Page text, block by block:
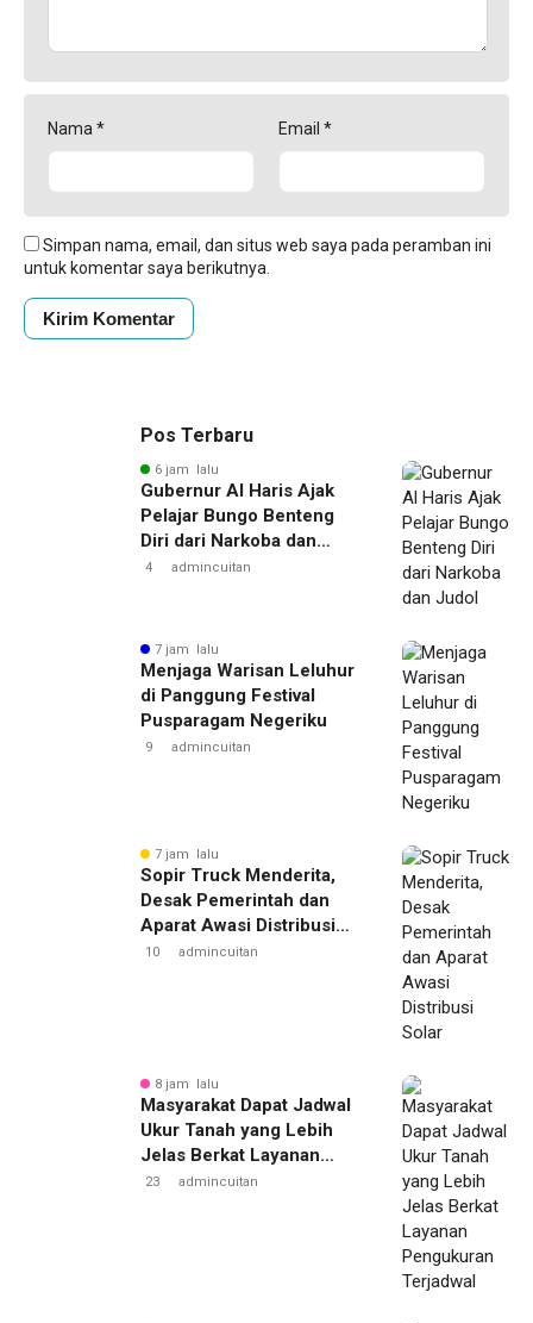
Nama * Email *
Simpan nama, email, dan situs web saya pada peramban ini
untuk komentar saya berikutnya.
Pos Terbaru
6 jam lalu
Gubernur Al Haris Ajak
Pelajar Bungo Benteng
Diri dari Narkoba dan
Judol
4 admincuitan
7 jam lalu
Menjaga Warisan Leluhur
di Panggung Festival
Pusparagam Negeriku
9 admincuitan
7 jam lalu
Sopir Truck Menderita,
Desak Pemerintah dan
Aparat Awasi Distribusi
Solar
10 admincuitan
8 jam lalu
Masyarakat Dapat Jadwal
Ukur Tanah yang Lebih
Jelas Berkat Layanan
Pengukuran Terjadwal
23 admincuitan